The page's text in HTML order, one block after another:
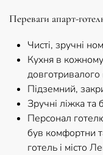
Переваги апарт-
Чисті, зручні
Кухня в
Підземний,
Зручні ліжка та
Персонал
був комфортни
готель і місто